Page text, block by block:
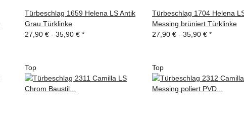
Türbeschlag 1659 Helena LS Antik
Grau Türklinke
27,90 € - 35,90 € *
Türbeschlag 1704 Helena
Messing brüniert Türklinke
27,90 € - 35,90 € *
Top Top